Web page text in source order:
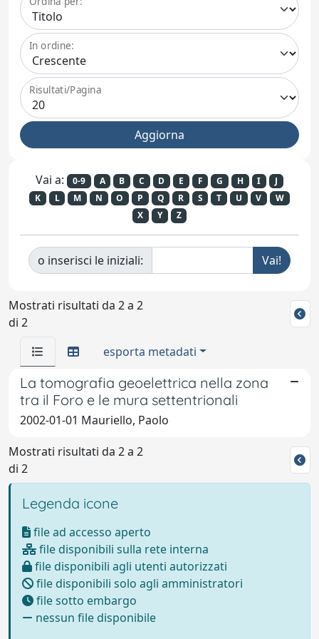
In ordine:
Risultati/Pagina
Vai a: 0-9 A B C D E F G H I
J
K
L M N O P Q R S T U V
W
X
Y Z
o inserisci le iniziali:
Mostrati risultati da 2 a 2
di 2
esporta metadati
La tomografia geoelettrica nella zona
tra il Foro e le mura settentrionali
2002-01-01 Mauriello, Paolo
Mostrati risultati da 2 a 2
di 2
Legenda icone
file ad accesso aperto
file disponibili sulla rete interna
file disponibili agli utenti autorizzati
file disponibili solo agli amministratori
file sotto embargo
nessun file disponibile